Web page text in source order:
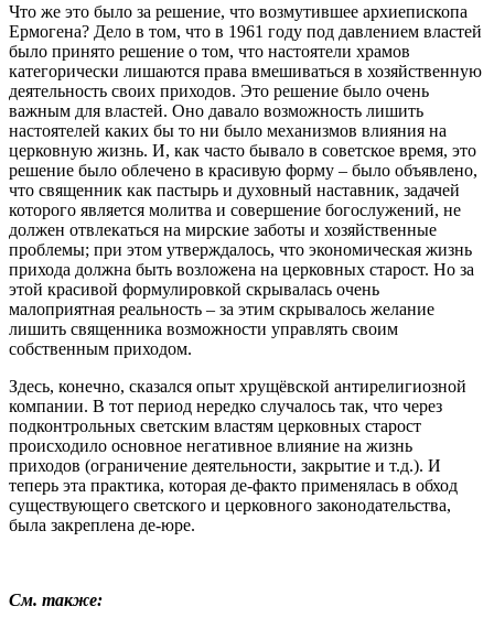
Что же это было за решение, что возмутившее архиепископа
Ермогена? Дело в том, что в 1961 году под давлением властей
было принято решение о том, что настоятели храмов
категорически лишаются права вмешиваться в хозяйственную
деятельность своих приходов. Это решение было очень
важным для властей. Оно давало возможность лишить
настоятелей каких бы то ни было механизмов влияния на
церковную жизнь. И, как часто бывало в советское время, это
решение было облечено в красивую форму – было объявлено,
что священник как пастырь и духовный наставник, задачей
которого является молитва и совершение богослужений, не
должен отвлекаться на мирские заботы и хозяйственные
проблемы; при этом утверждалось, что экономическая жизнь
прихода должна быть возложена на церковных старост. Но за
этой красивой формулировкой скрывалась очень
малоприятная реальность – за этим скрывалось желание
лишить священника возможности управлять своим
собственным приходом.
Здесь, конечно, сказался опыт хрущёвской антирелигиозной
компании. В тот период нередко случалось так, что через
подконтрольных светским властям церковных старост
происходило основное негативное влияние на жизнь
приходов (ограничение деятельности, закрытие и т.д.). И
теперь эта практика, которая де-факто применялась в обход
существующего светского и церковного законодательства,
была закреплена де-юре.
См. также: